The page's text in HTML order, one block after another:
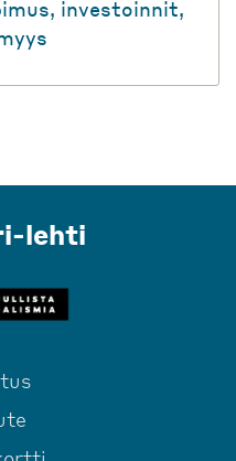
, investoinnit,
lehti